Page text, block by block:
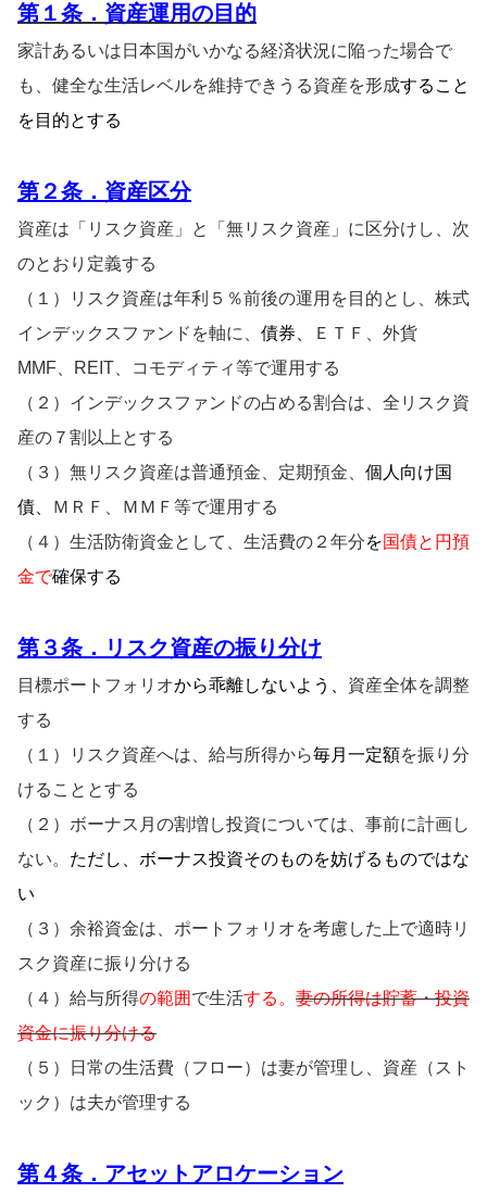
第１条．資産運用の 目的
家計あるいは日本国がいかなる経済状況に陥った場合で
も、健全な生活レベルを維持できうる資産を形成すること
を目的とする
第 ２条．資産区分
資産は「リスク資産」と「無リスク資産」に区分けし、次
のとおり定義する
（１）リスク資産は年利５％前後の運用を目的とし、株式
インデックスファンドを軸に、 債券、
ＥＴＦ、外貨
MMF、REIT、コモディティ等で運用する
（２）インデックスファンドの占める割合は、全リスク資
産の７割以上とする
（３）無リスク資産は普通預金、定期預金、 個人向け国
債、
ＭＲＦ、ＭＭＦ等で運用する
（４）生活防衛資金として、生活費の２年分を国債と円預
金で確保する
第３条．リスク資産の振り分け
目標ポートフォリオから乖離しないよう、 資産全体を調整
する
（１）リスク資産へは、給与所得から毎月一定額を振り分
けることとする
（２）ボーナス月の割増し投資については、事前に計画し
ない。 ただし、ボーナス投資そのものを妨げるものではな
い
（３）余裕資金は、ポートフォリオを考慮した上で適時リ
スク資産に振り分ける
（４）給与所得の範囲 で生活する。 妻の所得は貯蓄・投資
資金に振り分ける
（５）日常の生活費（フロー）は妻が管理し、資産（スト
ック）は夫が管理する
第４条．アセットアロケーション